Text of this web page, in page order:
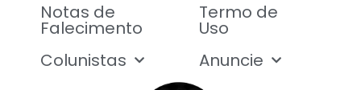
Notas de
Falecimento
Colunistas
Termo de
Uso
Anuncie